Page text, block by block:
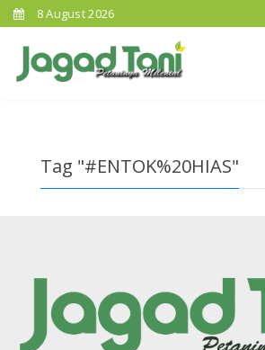
8 August 2026
Tag "#ENTOK%20HIAS"